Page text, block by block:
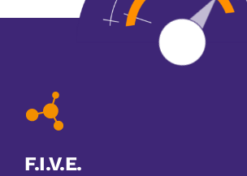
F.I.V.E.